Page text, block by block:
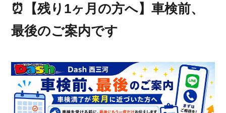
⏰【残り1ヶ月の方へ】車検前、
最後のご案内です